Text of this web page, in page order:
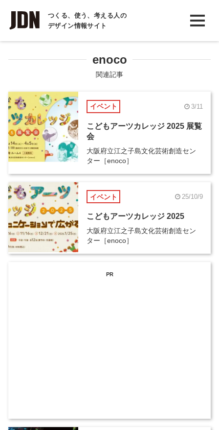
つくる、使う、考える人の
デザイン情報サイト
INTERVIEW
インタビュー
COLUMN
コラム
enoco
関連記事
イベント 3/11
こどもアーツカレッジ 2025 展覧
会
大阪府立江之子島文化芸術創造セン
ター［enoco］
イベント 25/10/9
こどもアーツカレッジ 2025
大阪府立江之子島文化芸術創造セン
ター［enoco］
PR